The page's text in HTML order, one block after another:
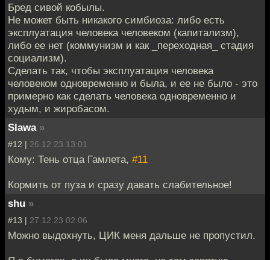
Бред сивой кобылы.
Не может быть никакого симбиоза: либо есть
эксплуатация человека человеком (капитализм),
либо ее нет (коммунизм и как _переходная_ стадия
социализм).
Сделать так, чтобы эксплуатация человека
человеком одновременно и была, и ее не было - это
примерно как сделать человека одновременно и
худым, и жиробасом.
Slawa »
#12 | 26.12.23 13:01
Кому: Тень отца Гамлета, #11
Кормить от пуза и сразу давать слабительное!
shu »
#13 | 27.12.23 02:06
Можно выдохнуть, ЦИК меня дальше не пропустил.